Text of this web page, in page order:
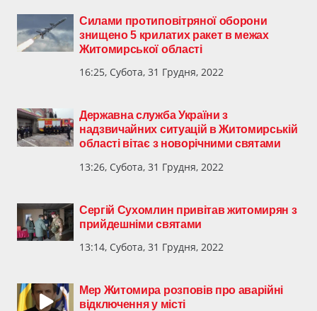
Силами протиповітряної оборони
знищено 5 крилатих ракет в межах
Житомирської області
16:25, Субота, 31 Грудня, 2022
Державна служба України з
надзвичайних ситуацій в Житомирській
області вітає з новорічними святами
13:26, Субота, 31 Грудня, 2022
Сергій Сухомлин привітав житомирян з
прийдешніми святами
13:14, Субота, 31 Грудня, 2022
Мер Житомира розповів про аварійні
відключення у місті